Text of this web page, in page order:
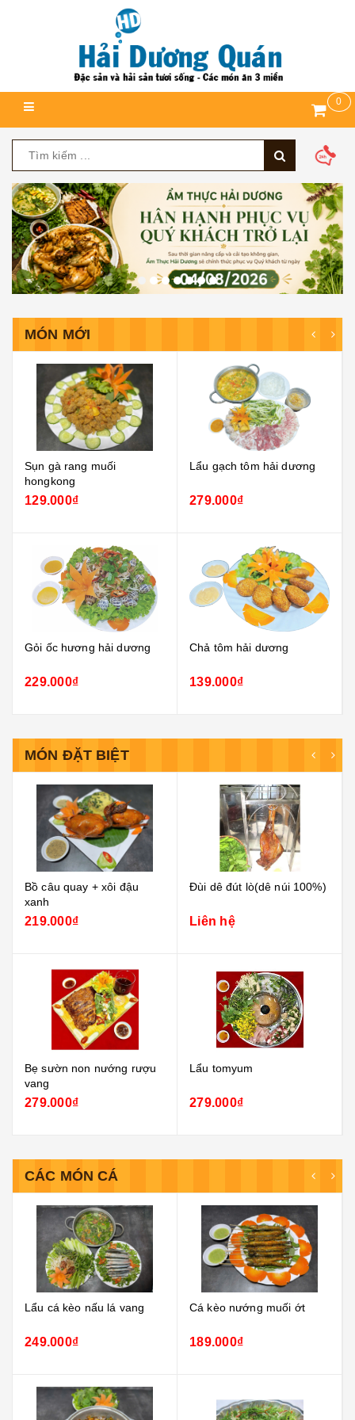
0
MÓN MỚI
Lẩu gạch tôm hải dương
279.000₫
Chả tôm hải dương
139.000₫
Tóp mỡ triều khúc
139.000₫
Dê rán riềng
209.000₫
MÓN ĐẶT BIỆT
Đùi dê đút lò(dê núi 100%)
Liên hệ
Lẩu tomyum
279.000₫
Tôm sú tái thái
Liên hệ
Đuôi bò tiềm bí
259.000₫
CÁC MÓN CÁ
Cá kèo nướng muối ớt
189.000₫
Cá thác lác hấp cải xanh
149.000₫